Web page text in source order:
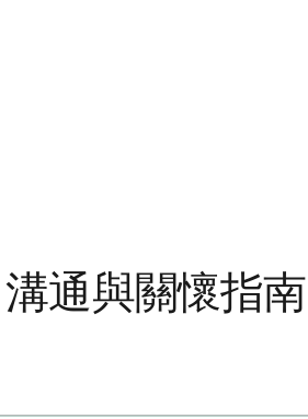
通與關懷指南